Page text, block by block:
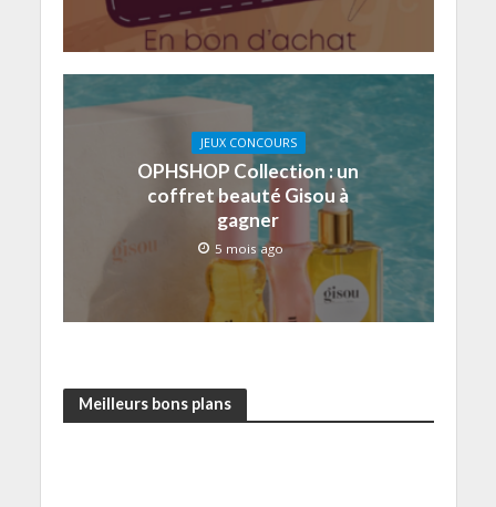
JEUX CONCOURS
OPHSHOP Collection : un
coffret beauté Gisou à
gagner
5 mois ago
Meilleurs bons plans